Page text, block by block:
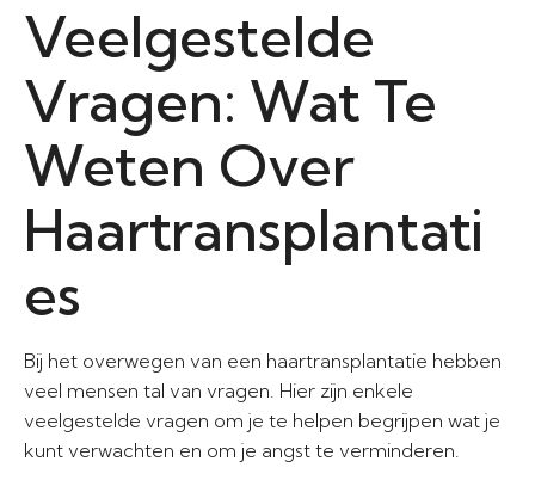
Veelgestelde
Vragen: Wat Te
Weten Over
Haartransplantati
es
Bij het overwegen van een haartransplantatie hebben
veel mensen tal van vragen. Hier zijn enkele
veelgestelde vragen om je te helpen begrijpen wat je
kunt verwachten en om je angst te verminderen.